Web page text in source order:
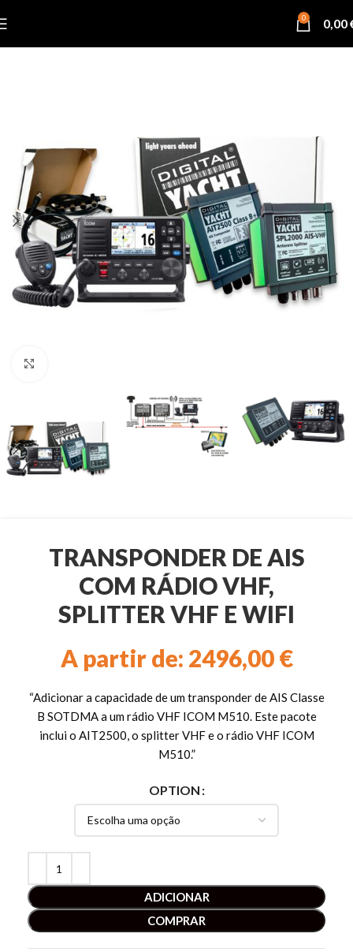
0 0,00
TRANSPONDER DE AIS
COM RÁDIO VHF,
SPLITTER VHF E WIFI
A partir de: 2496,00€
“Adicionar a capacidade de um transponder de AIS Classe
B SOTDMA a um rádio VHF ICOM M510. Este pacote
inclui o AIT2500, o splitter VHF e o rádio VHF ICOM
M510.”
OPTION
ADICIONAR
COMPRAR